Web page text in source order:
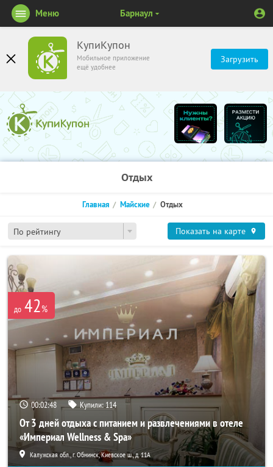
КупиКупон
Мобильное приложение
ещё удобнее
Загрузить
Меню Барнаул
Отдых
По рейтингу
Главная Майские Отдых
Показать на карте
до 42%
00:02:47 Купили:114
От 3 дней отдыха с питанием и развлечениями в отеле
«Империал Wellness & Spa»
Калужская обл., г. Обнинск, Киевское ш., д. 11А